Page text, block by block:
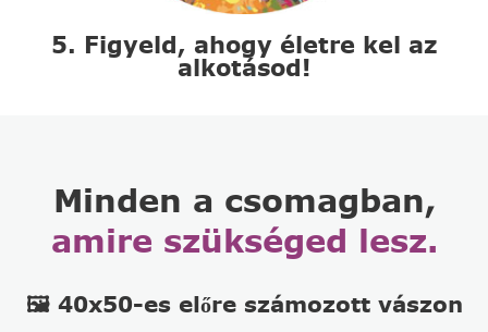
5. Figyeld, ahogy életre kel az
alkotásod!
Minden a csomagban,
amire szükséged lesz.
🖼️ 40x50-es előre számozott vászon